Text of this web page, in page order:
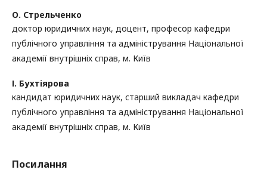
О. Стрельченко
доктор юридичних наук, доцент, професор кафедри
публічного управління та адміністрування Національної
академії внутрішніх справ, м. Київ
І. Бухтіярова
кандидат юридичних наук, старший викладач кафедри
публічного управління та адміністрування Національної
академії внутрішніх справ, м. Київ
Посилання